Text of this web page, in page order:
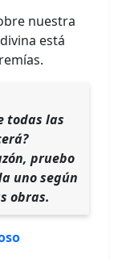
nuestra
está
todas las
pruebo
uno según
obras.